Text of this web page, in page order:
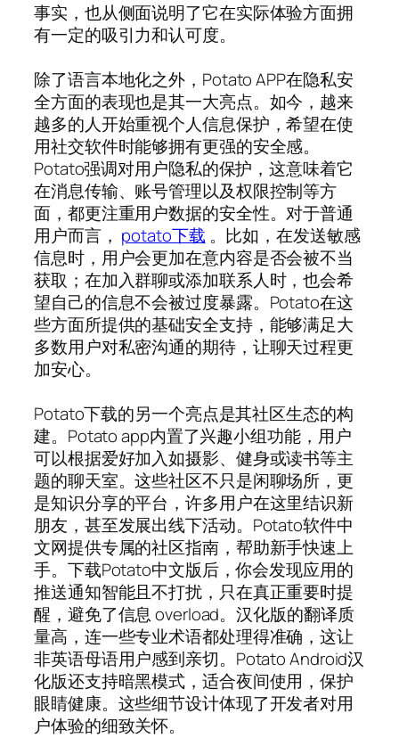
事实，也从侧面说明了它在实际体验方面拥
有一定的吸引力和认可度。
除了语言本地化之外，Potato APP在隐私安
全方面的表现也是其一大亮点。如今，越来
越多的人开始重视个人信息保护，希望在使
用社交软件时能够拥有更强的安全感。
Potato强调对用户隐私的保护，这意味着它
在消息传输、账号管理以及权限控制等方
面，都更注重用户数据的安全性。对于普通
用户而言， potato下载 。比如，在发送敏感
信息时，用户会更加在意内容是否会被不当
获取；在加入群聊或添加联系人时，也会希
望自己的信息不会被过度暴露。Potato在这
些方面所提供的基础安全支持，能够满足大
多数用户对私密沟通的期待，让聊天过程更
加安心。
Potato下载的另一个亮点是其社区生态的构
建。Potato app内置了兴趣小组功能，用户
可以根据爱好加入如摄影、健身或读书等主
题的聊天室。这些社区不只是闲聊场所，更
是知识分享的平台，许多用户在这里结识新
朋友，甚至发展出线下活动。Potato软件中
文网提供专属的社区指南，帮助新手快速上
手。下载Potato中文版后，你会发现应用的
推送通知智能且不打扰，只在真正重要时提
醒，避免了信息 overload。汉化版的翻译质
量高，连一些专业术语都处理得准确，这让
非英语母语用户感到亲切。Potato Android汉
化版还支持暗黑模式，适合夜间使用，保护
眼睛健康。这些细节设计体现了开发者对用
户体验的细致关怀。